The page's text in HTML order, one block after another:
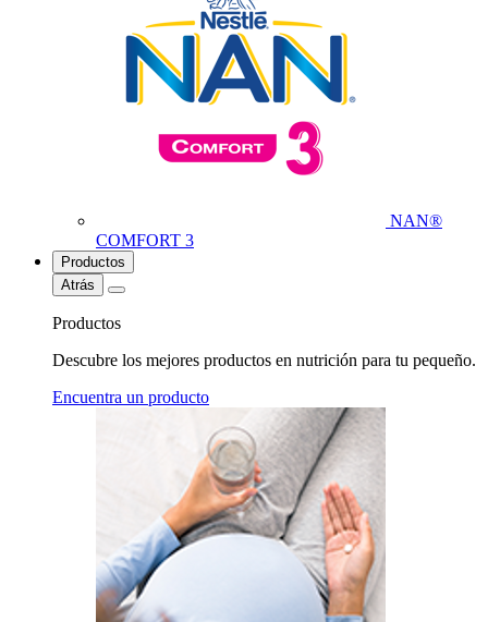
NAN®
COMFORT 3
Productos
Atrás
Productos
Descubre los mejores productos en nutrición para tu pequeño.
Encuentra un producto